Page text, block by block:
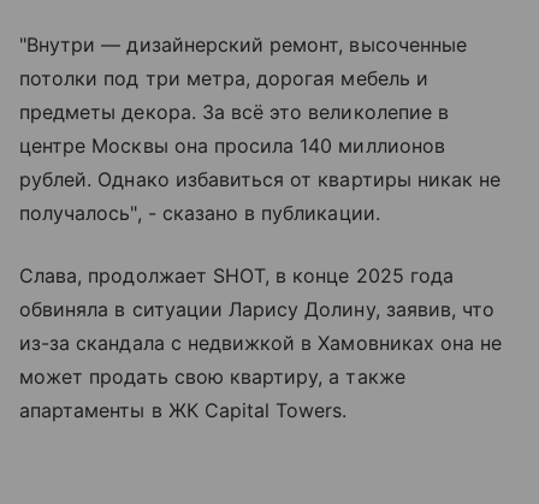
"Внутри — дизайнерский ремонт, высоченные
потолки под три метра, дорогая мебель и
предметы декора. За всё это великолепие в
центре Москвы она просила 140 миллионов
рублей. Однако избавиться от квартиры никак не
получалось", - сказано в публикации.
Слава, продолжает SHOT, в конце 2025 года
обвиняла в ситуации Ларису Долину, заявив, что
из-за скандала с недвижкой в Хамовниках она не
может продать свою квартиру, а также
апартаменты в ЖК Capital Towers.